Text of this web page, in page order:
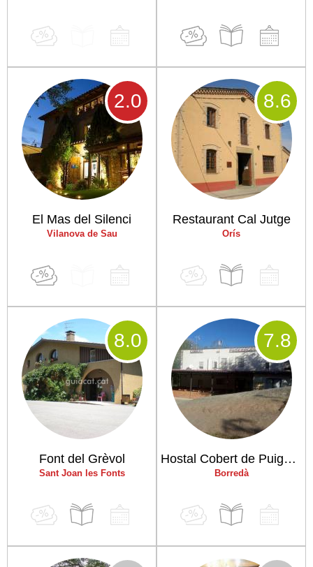
El Mas del Silenci
Vilanova de Sau
2.0
Restaurant Cal Jutge
Orís
8.6
Font del Grèvol
Sant Joan les Fonts
8.0
Hostal Cobert de Puigcercós
Borredà
7.8